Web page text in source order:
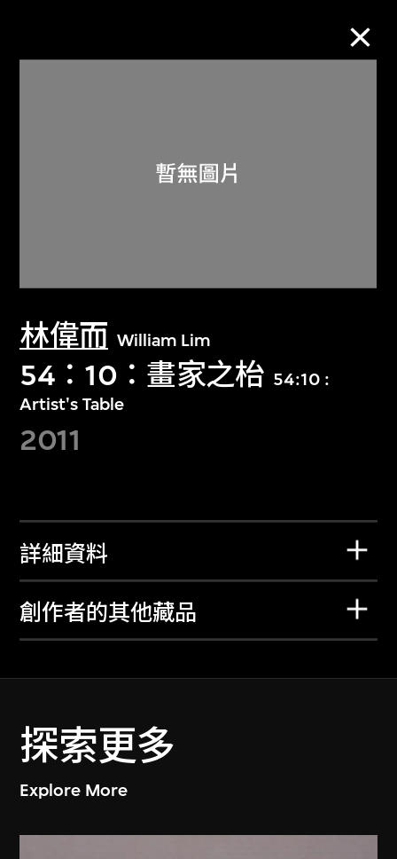
林偉而 William Lim
54：10：畫家之枱 54:10 :
Artist's Table
2011
詳細資料
創作者的其他藏品
探索更多
Explore More
關於M+藏品
探索世界頂級的二十及二十一世紀視覺
文化藏品。